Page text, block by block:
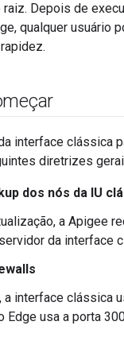
raiz. Depois de
qualquer usuário
interface clássica
diretrizes
dos nós da IU
a Apigee
da interface
a interface clássica
Edge usa a porta